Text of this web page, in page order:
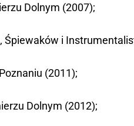
Dolnym (2007);
Śpiewaków i
(2011);
Dolnym (2012);